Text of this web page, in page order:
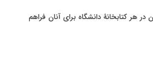
در هر کتابخانۀ دانشگاه برای آنان فراهم